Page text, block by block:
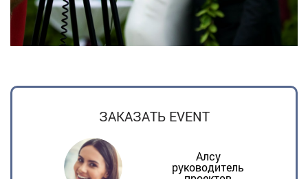
ЗАКАЗАТЬ EVENT
Алсу
руководитель